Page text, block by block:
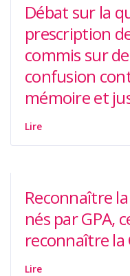
Débat sur la
prescription
commis sur
confusion
mémoire et
Lire
Reconnaître
nés par GPA,
reconnaître la
Lire